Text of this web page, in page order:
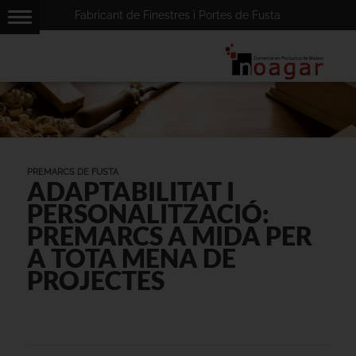
Fabricant de Finestres i Portes de Fusta
PREMARCS DE FUSTA
ADAPTABILITAT I
PERSONALITZACIÓ:
PREMARCS A MIDA PER
A TOTA MENA DE
PROJECTES